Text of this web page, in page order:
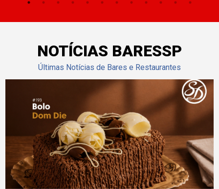
NOTÍCIAS BARESSP
Últimas Notícias de Bares e Restaurantes